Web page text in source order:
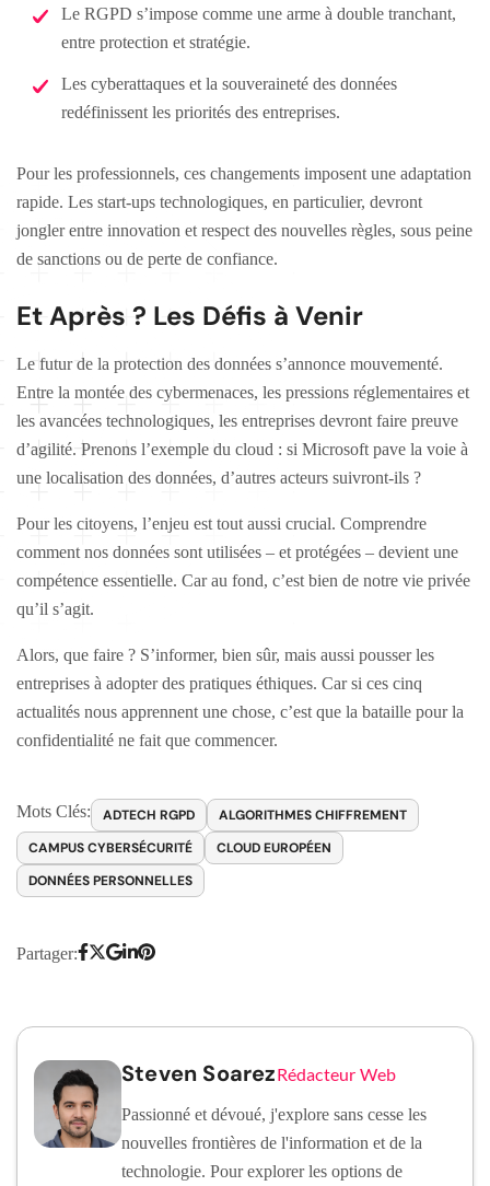
Le RGPD s’impose comme une arme à double tranchant,
entre protection et stratégie.
Les cyberattaques et la souveraineté des données
redéfinissent les priorités des entreprises.
Pour les professionnels, ces changements imposent une adaptation
rapide. Les start-ups technologiques, en particulier, devront
jongler entre innovation et respect des nouvelles règles, sous peine
de sanctions ou de perte de confiance.
Et Après ? Les Défis à Venir
Le futur de la protection des données s’annonce mouvementé.
Entre la montée des cybermenaces, les pressions réglementaires et
les avancées technologiques, les entreprises devront faire preuve
d’agilité. Prenons l’exemple du cloud : si Microsoft pave la voie à
une localisation des données, d’autres acteurs suivront-ils ?
Pour les citoyens, l’enjeu est tout aussi crucial. Comprendre
comment nos données sont utilisées – et protégées – devient une
compétence essentielle. Car au fond, c’est bien de notre vie privée
qu’il s’agit.
Alors, que faire ? S’informer, bien sûr, mais aussi pousser les
entreprises à adopter des pratiques éthiques. Car si ces cinq
actualités nous apprennent une chose, c’est que la bataille pour la
confidentialité ne fait que commencer.
Mots Clés: ADTECH RGPD
ALGORITHMES CHIFFREMENT
CAMPUS CYBERSÉCURITÉ
CLOUD EUROPÉEN
DONNÉES PERSONNELLES
Partager:
Steven SoarezRédacteur Web
Passionné et dévoué, j'explore sans cesse les
nouvelles frontières de l'information et de la
technologie. Pour explorer les options de